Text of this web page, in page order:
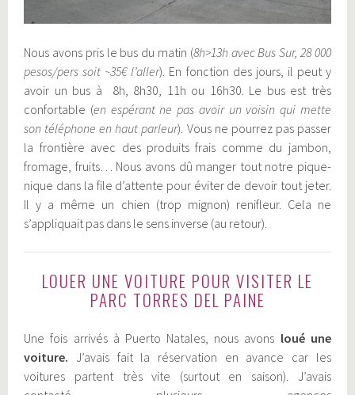
Nous avons pris le bus du matin (8h>13h avec Bus Sur, 28 000
pesos/pers soit ~35€ l’aller). En fonction des jours, il peut y
avoir un bus à 8h, 8h30, 11h ou 16h30. Le bus est très
confortable (en espérant ne pas avoir un voisin qui mette
son téléphone en haut parleur). Vous ne pourrez pas passer
la frontière avec des produits frais comme du jambon,
fromage, fruits… Nous avons dû manger tout notre pique-
nique dans la file d’attente pour éviter de devoir tout jeter.
Il y a même un chien (trop mignon) renifleur. Cela ne
s’appliquait pas dans le sens inverse (au retour).
LOUER UNE VOITURE POUR VISITER LE
PARC TORRES DEL PAINE
Une fois arrivés à Puerto Natales, nous avons loué une
voiture. J’avais fait la réservation en avance car les
voitures partent très vite (surtout en saison). J’avais